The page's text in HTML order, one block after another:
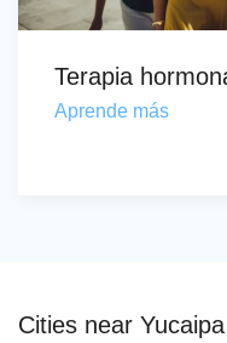
Terapia
Aprende más
Cities near Yucaipa